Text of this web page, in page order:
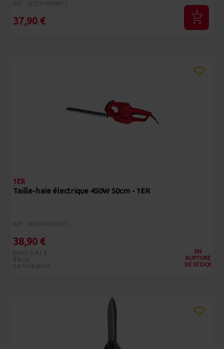
Réf : 3272370008871
37,90 €
1ER
Taille-haie électrique 450W 50cm - 1ER
Réf : 3603797208535
38,90 €
Dont 0,42 €
d'éco-
participation
EN
RUPTURE
DE STOCK